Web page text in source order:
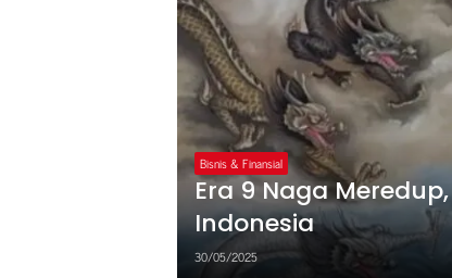
Bisnis & Finansial
Era 9 Naga
Indonesia
30/05/2025